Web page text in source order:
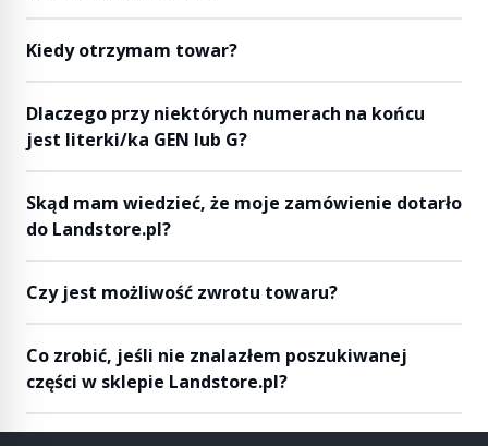
Kiedy otrzymam towar?
Dlaczego przy niektórych numerach na końcu
jest literki/ka GEN lub G?
Skąd mam wiedzieć, że moje zamówienie dotarło
do Landstore.pl?
Czy jest możliwość zwrotu towaru?
Co zrobić, jeśli nie znalazłem poszukiwanej
części w sklepie Landstore.pl?